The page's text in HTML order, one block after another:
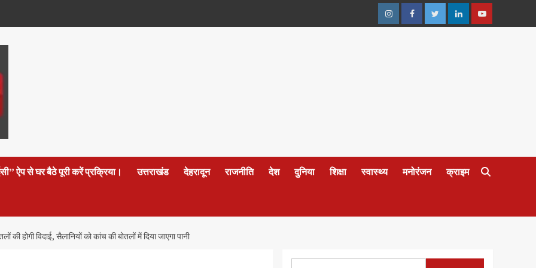
InstagramFacebookTwitterLinkedinYoutube
ऐप से घर बैठे पूरी करें प्रक्रिया। उत्तराखंड देहरादून राजनीति देश दुनिया शिक्षा स्वास्थ्य मनोरंजन क्राइम
की होगी विदाई, सैलानियों को कांच की बोतलों में दिया जाएगा पानी